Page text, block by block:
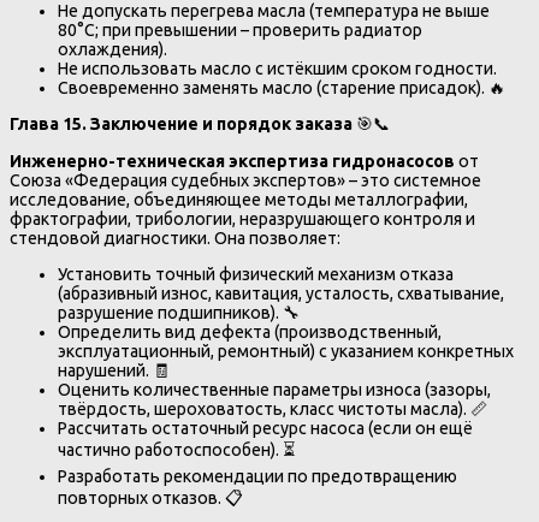
Не допускать перегрева масла (температура не выше
80°C; при превышении – проверить радиатор
охлаждения).
Не использовать масло с истёкшим сроком годности.
Своевременно заменять масло (старение присадок). 🔥
Глава 15. Заключение и порядок заказа 🎯📞
Инженерно-техническая экспертиза гидронасосов от
Союза «Федерация судебных экспертов» – это системное
исследование, объединяющее методы металлографии,
фрактографии, трибологии, неразрушающего контроля и
стендовой диагностики. Она позволяет:
Установить точный физический механизм отказа
(абразивный износ, кавитация, усталость, схватывание,
разрушение подшипников). 🔧
Определить вид дефекта (производственный,
эксплуатационный, ремонтный) с указанием конкретных
нарушений. 🧾
Оценить количественные параметры износа (зазоры,
твёрдость, шероховатость, класс чистоты масла). 📏
Рассчитать остаточный ресурс насоса (если он ещё
частично работоспособен). ⏳
Разработать рекомендации по предотвращению
повторных отказов. 📋